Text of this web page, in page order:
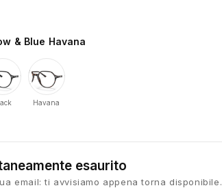
& Blue Havana
Havana
esaurito
email: ti avvisiamo appena torna disponibile.